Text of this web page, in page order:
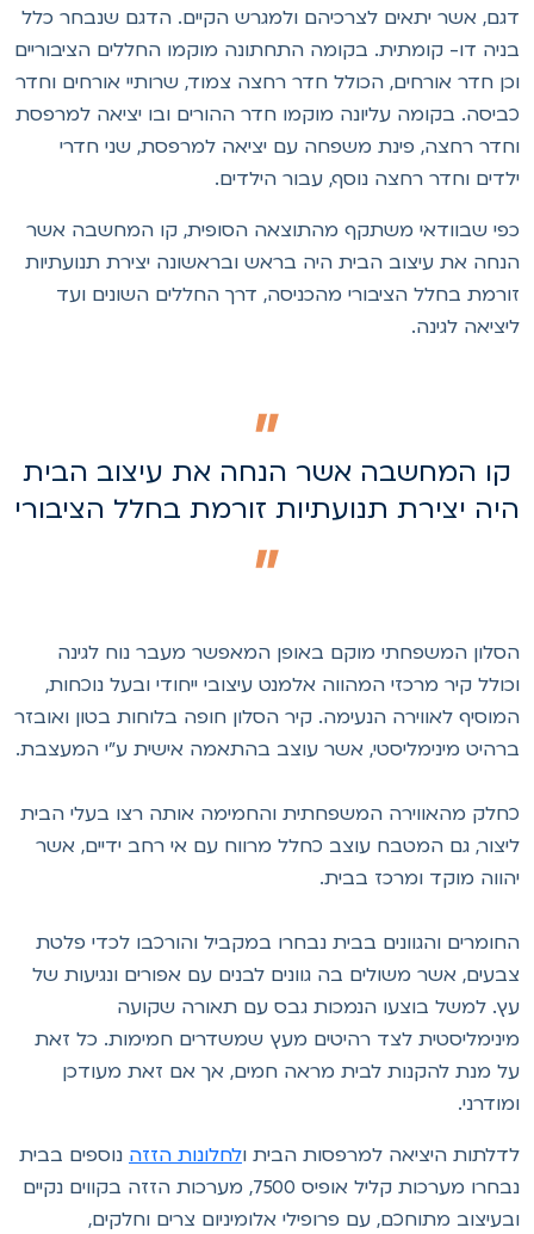
אשר יתאים לצרכיהם ולמגרש הקיים. הדגם שנבחר כלל
דו- קומתית. בקומה התחתונה מוקמו החללים הציבוריים
חדר אורחים, הכולל חדר רחצה צמוד, שרותיי אורחים וחדר
בקומה עליונה מוקמו חדר ההורים ובו יציאה למרפסת
רחצה, פינת משפחה עם יציאה למרפסת, שני חדרי
וחדר רחצה נוסף, עבור הילדים.
שבוודאי משתקף מהתוצאה הסופית, קו המחשבה אשר
את עיצוב הבית היה בראש ובראשונה יצירת תנועתיות
בחלל הציבורי מהכניסה, דרך החללים השונים ועד
לגינה.
קו המחשבה אשר הנחה את עיצוב הבית
יצירת תנועתיות זורמת בחלל הציבורי
המשפחתי מוקם באופן המאפשר מעבר נוח לגינה
קיר מרכזי המהווה אלמנט עיצובי ייחודי ובעל נוכחות,
לאווירה הנעימה. קיר הסלון חופה בלוחות בטון ואובזר
מינימליסטי, אשר עוצב בהתאמה אישית ע"י המעצבת.
מהאווירה המשפחתית והחמימה אותה רצו בעלי הבית
גם המטבח עוצב כחלל מרווח עם אי רחב ידיים, אשר
מוקד ומרכז בבית.
והגוונים בבית נבחרו במקביל והורכבו לכדי פלטת
אשר משולים בה גוונים לבנים עם אפורים ונגיעות של
למשל בוצעו הנמכות גבס עם תאורה שקועה
לצד רהיטים מעץ שמשדרים חמימות. כל זאת
מנת להקנות לבית מראה חמים, אך אם זאת מעודכן
היציאה למרפסות הבית ולחלונות הזזהנוספים בבית
נבחרו מערכות קליל אופיס 7500, מערכות הזזה בקווים נקיים
מתוחכם, עם פרופילי אלומיניום צרים וחלקים,